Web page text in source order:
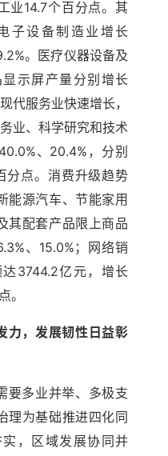
业14.7个百分点。其
子设备制造业增长
。医疗仪器设备及
示屏产量分别增长
代服务业快速增长，
业、科学研究和技术
、20.4%，分别
分点。消费升级趋势
能源汽车、节能家用
其配套产品限上商品
、15.0%；网络销
3744.2亿元，增长
。
力，发展韧性日益彰
要多业并举、多极支
理为基础推进四化同
，区域发展协同并